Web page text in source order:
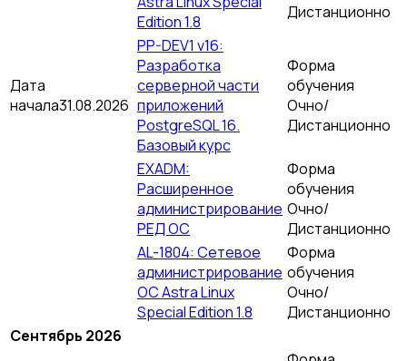
Edition 1.8
Дистанционно
Дата
начала31.08.2026
PP-DEV1 v16:
Разработка
серверной части
приложений
PostgreSQL 16.
Базовый курс
Форма
обучения
Очно/
Дистанционно
EXADM:
Расширенное
администрирование
РЕД ОС
Форма
обучения
Очно/
Дистанционно
AL-1804: Сетевое
администрирование
ОС Astra Linux
Special Edition 1.8
Форма
обучения
Очно/
Дистанционно
Сентябрь 2026